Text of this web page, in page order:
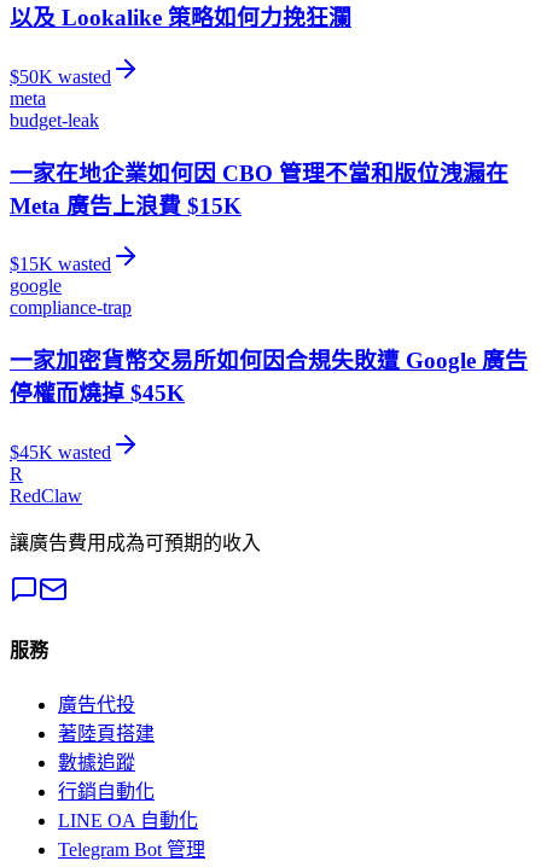
以及 Lookalike 策略如何力挽狂瀾
$50K wasted
meta
budget-leak
一家在地企業如何因 CBO 管理不當和版位洩漏在
Meta 廣告上浪費 $15K
$15K wasted
google
compliance-trap
一家加密貨幣交易所如何因合規失敗遭 Google 廣告
停權而燒掉 $45K
$45K wasted
R
RedClaw
讓廣告費用成為可預期的收入
服務
廣告代投
著陸頁搭建
數據追蹤
行銷自動化
LINE OA 自動化
Telegram Bot 管理